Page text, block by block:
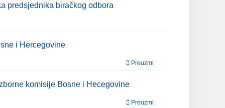
predsjednika biračkog odbora
i Hercegovine
Preuzmi
komisije Bosne i Hecegovine
Preuzmi